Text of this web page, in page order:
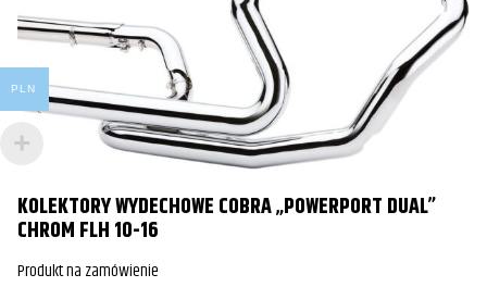
KOLEKTORY WYDECHOWE COBRA „POWERPORT DUAL”
CHROM FLH 10-16
Produkt na zamówienie
PLN